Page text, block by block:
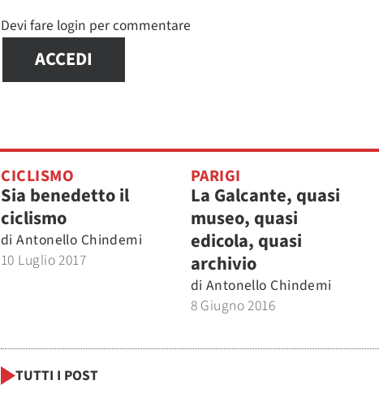
Devi fare login per commentare
ACCEDI
CICLISMO
Sia benedetto il
ciclismo
di Antonello Chindemi
10 Luglio 2017
PARIGI
La Galcante, quasi
museo, quasi
edicola, quasi
archivio
di Antonello Chindemi
8 Giugno 2016
TUTTI I POST